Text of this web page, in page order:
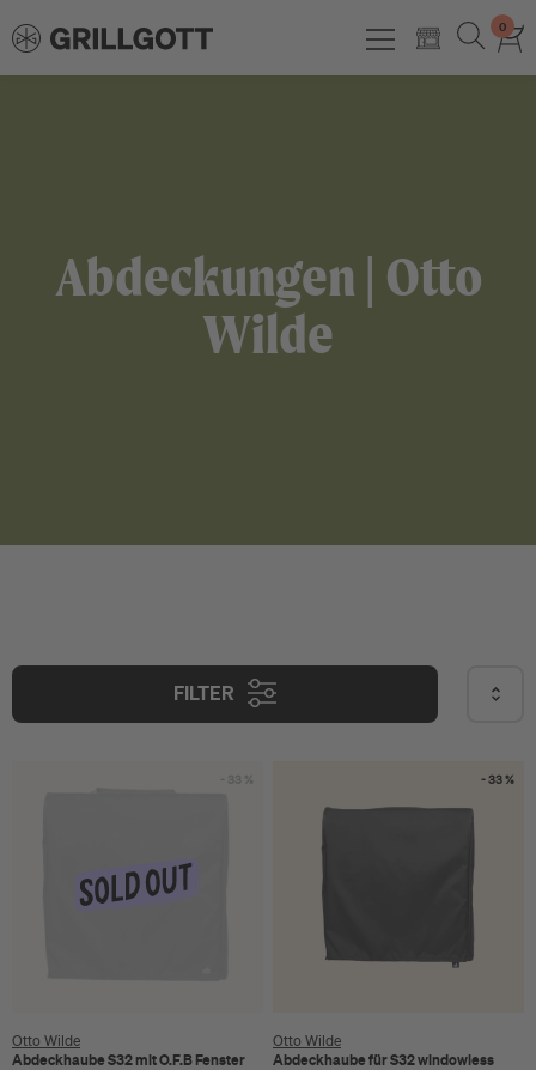
0
Abdeckungen | Otto
Wilde
FILTER
- 33 %
Otto Wilde
Abdeckhaube S32 mit O.F.B Fenster
- 33 %
Otto Wilde
Abdeckhaube für S32 windowless